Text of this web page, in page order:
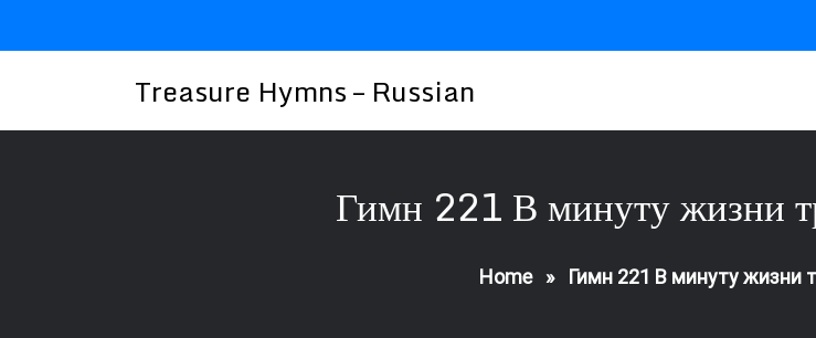
Treasure Hymns – Russian
Гимн 221 В минуту жизни
Home» Гимн 221 В минуту жизни